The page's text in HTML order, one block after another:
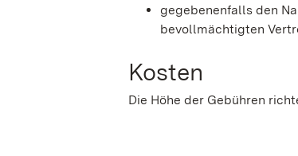
gegebenenfalls den
bevollmächtigten
Kosten
Die Höhe der Gebühren